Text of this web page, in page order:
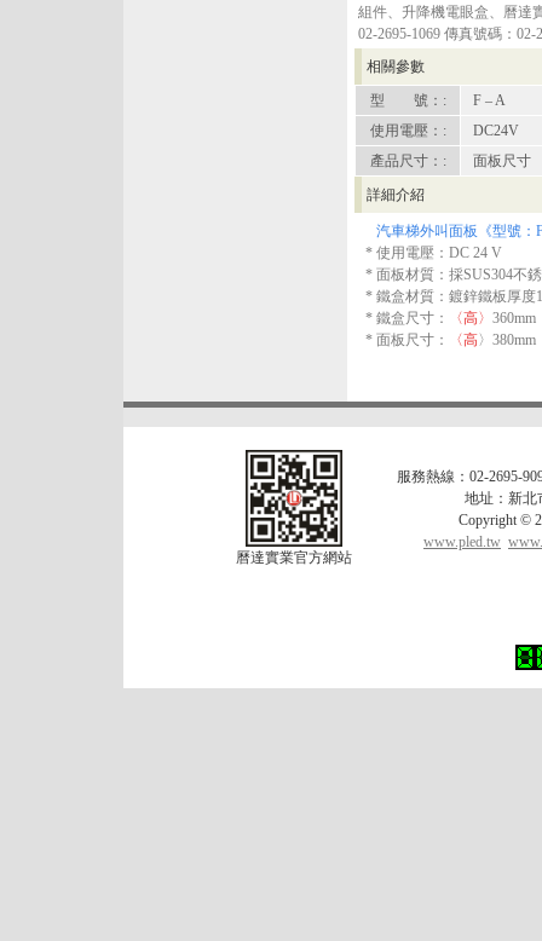
組件、升降機電眼盒、曆達
02-2695-1069 傳真號碼：02-
相關參數
型 號：:
F – A
使用電壓：:
DC24V
產品尺寸：:
面板尺寸
詳細介紹
汽車梯外叫面板《型號：
* 使用電壓：DC 24 V
* 面板材質：採SUS304不
* 鐵盒材質：鍍鋅鐵板厚度
* 鐵盒尺寸：
〈高〉 360mm
* 面板尺寸：
〈高〉380mm
曆達實業官方網站
服務熱線：02-2695-
地址：新北
Copyright ©
www.pled.tw